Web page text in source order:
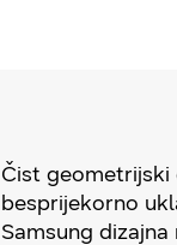
Čist geometrijski
besprijekorno
Samsung